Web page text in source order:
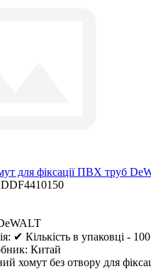
для фіксації ПВХ труб
DDF4410150
✔ Кількість в упаковці -
Китай
хомут без отвору для